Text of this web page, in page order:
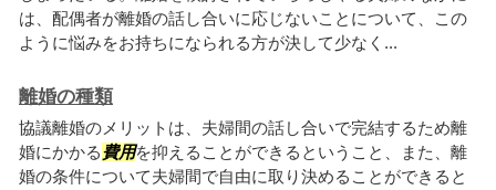
は、配偶者が離婚の話し合いに応じないことについて、この
ように悩みをお持ちになられる方が決して少なく...
離婚の種類
協議離婚のメリットは、夫婦間の話し合いで完結するため離
婚にかかる費用を抑えることができるということ、また、離
婚の条件について夫婦間で自由に取り決めることができると